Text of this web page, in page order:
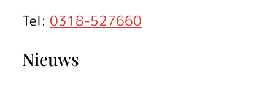
Tel: 0318-527660
Nieuws